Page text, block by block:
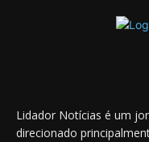
Lidador Notícias é um
direcionado